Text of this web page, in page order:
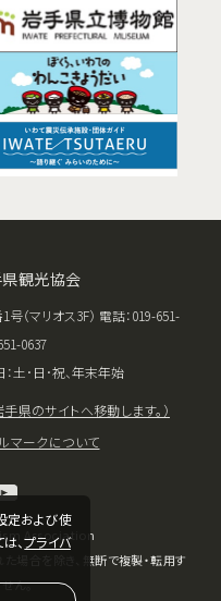
定および使
、プライバ
観光協会
（マリオス3F） 電話：019-651-
0637
土･日･祝、年末年始
県のサイトへ移動します。）
マークについて
Association
場合を除き、無断で複製・転用す
ん。